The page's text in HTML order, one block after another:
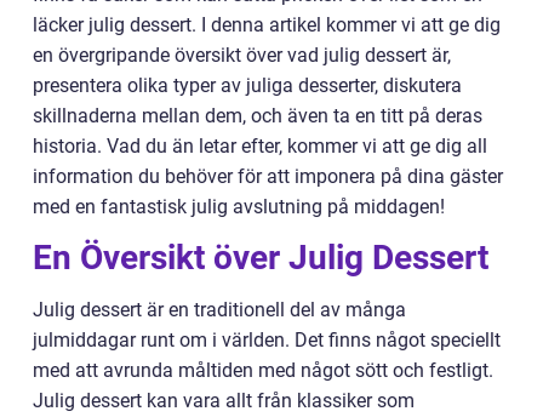
läcker julig dessert. I denna artikel kommer vi att ge dig
en övergripande översikt över vad julig dessert är,
presentera olika typer av juliga desserter, diskutera
skillnaderna mellan dem, och även ta en titt på deras
historia. Vad du än letar efter, kommer vi att ge dig all
information du behöver för att imponera på dina gäster
med en fantastisk julig avslutning på middagen!
En Översikt över Julig Dessert
Julig dessert är en traditionell del av många
julmiddagar runt om i världen. Det finns något speciellt
med att avrunda måltiden med något sött och festligt.
Julig dessert kan vara allt från klassiker som